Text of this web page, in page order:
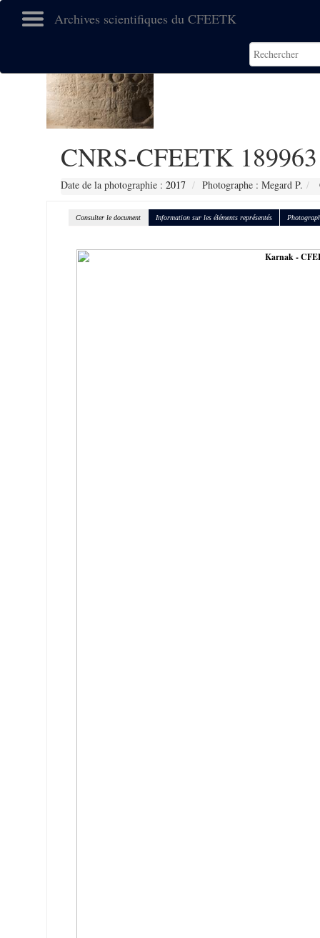
Archives scientifiques du CFEETK
CNRS-CFEETK 189963
Date de la photographie : 2017 Photographe : Megard P.
Consulter le document Information sur les éléments représentés